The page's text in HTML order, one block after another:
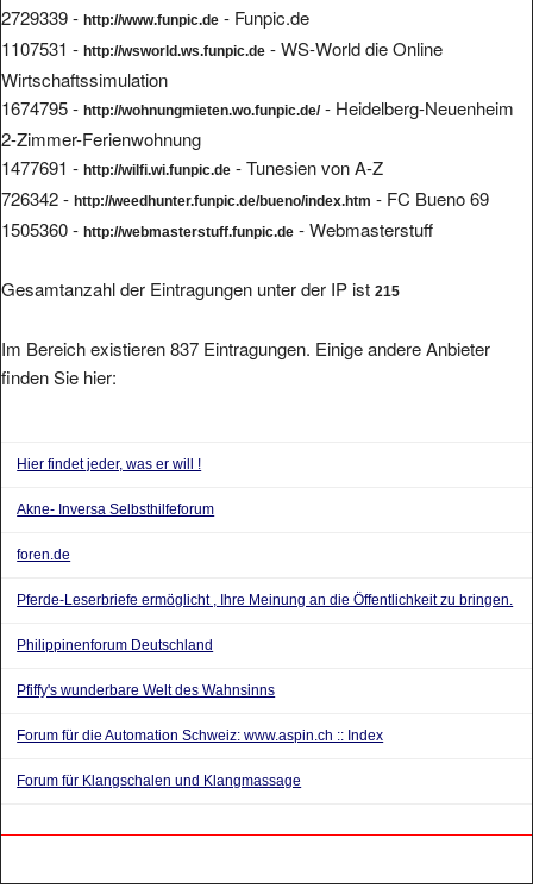
2729339 - http://www.funpic.de - Funpic.de
1107531 - http://wsworld.ws.funpic.de - WS-World die Online
Wirtschaftssimulation
1674795 - http://wohnungmieten.wo.funpic.de/- Heidelberg-Neuenheim
2-Zimmer-Ferienwohnung
1477691 - http://wilfi.wi.funpic.de - Tunesien von A-Z
726342 - http://weedhunter.funpic.de/bueno/index.htm - FC Bueno 69
1505360 - http://webmasterstuff.funpic.de - Webmasterstuff
Gesamtanzahl der Eintragungen unter der IP ist 215
Im Bereich existieren 837 Eintragungen. Einige andere Anbieter
finden Sie hier:
Hier findet jeder, was er will !
Akne- Inversa Selbsthilfeforum
foren.de
Pferde-Leserbriefe ermöglicht , Ihre Meinung an die Öffentlichkeit zu bringen.
Philippinenforum Deutschland
Pfiffy's wunderbare Welt des Wahnsinns
Forum für die Automation Schweiz: www.aspin.ch :: Index
Forum für Klangschalen und Klangmassage